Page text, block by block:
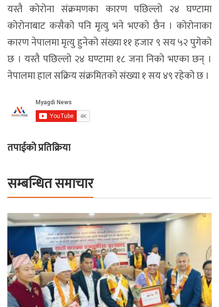
यस्तै कोरोना संक्रमणका कारण पछिल्लो २४ घण्टामा
कोरोनाबाट कसैको पनि मृत्यु भने भएको छैन । कोरोनाका
कारण नेपालमा मृत्यु हुनेको संख्या ११ हजार ९ सय ५२ पुगेको
छ । यस्तै पछिल्लो २४ घण्टामा १८ जना निको भएका छन् ।
नेपालमा हाल सक्रिय संक्रमितको संख्या १ सय ४९ रहेको छ ।
तपाईको प्रतिक्रिया
सम्बन्धित समाचार